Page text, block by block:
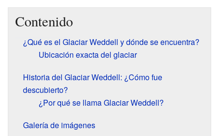
Contenido
¿Qué es el Glaciar Weddell y dónde se encuentra?
Ubicación exacta del glaciar
Historia del Glaciar Weddell: ¿Cómo fue
descubierto?
¿Por qué se llama Glaciar Weddell?
Galería de imágenes